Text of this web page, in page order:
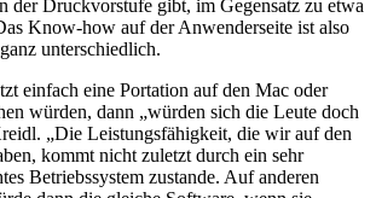
der Druckvorstufe gibt, im Gegensatz zu etwa
Know-how auf der Anwenderseite ist also
unterschiedlich.
einfach eine Portation auf den Mac oder
würden, dann „würden sich die Leute doch
„Die Leistungsfähigkeit, die wir auf den
kommt nicht zuletzt durch ein sehr
Betriebssystem zustande. Auf anderen